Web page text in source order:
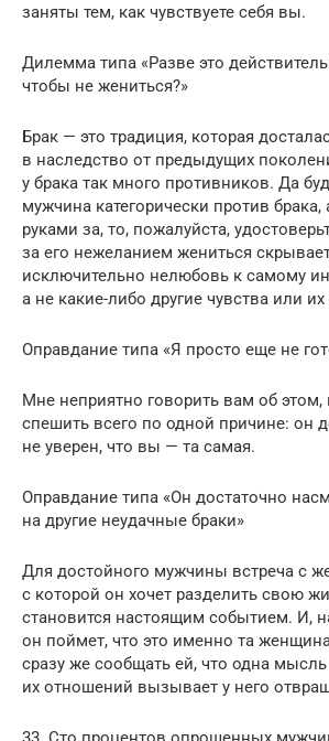
заняты тем, как чувствуете себя вы.
Дилемма типа «Разве это
чтобы не жениться?»
Брак — это традиция, которая
в наследство от предыдущих
у брака так много противников. Да
мужчина категорически против
руками за, то, пожалуйста,
за его нежеланием жениться
исключительно нелюбовь к самому
а не какие-либо другие чувства или их
Оправдание типа «Я просто еще не
Мне неприятно говорить вам об этом,
спешить всего по одной причине: он
не уверен, что вы — та самая.
Оправдание типа «Он достаточно
на другие неудачные браки»
Для достойного мужчины встреча с
с которой он хочет разделить свою
становится настоящим событием. И,
он поймет, что это именно та
сразу же сообщать ей, что одна мысль
их отношений вызывает у него